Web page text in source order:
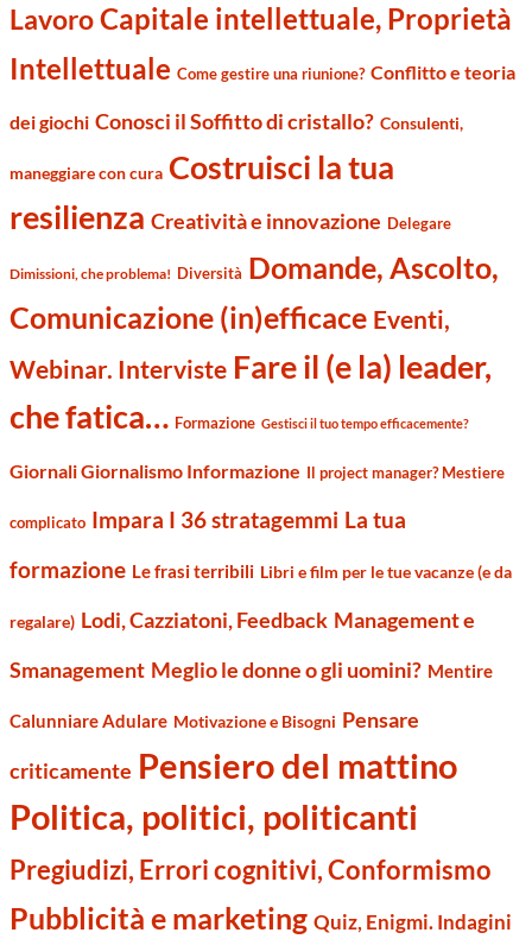
LavoroCapitale intellettuale, Proprietà
Intellettuale Come gestire una riunione? Conflitto e teoria
dei giochi Conosci il Soffitto di cristallo? Consulenti,
maneggiare con cura Costruisci la tua
resilienza Creatività e innovazione Delegare
Dimissioni, che problema! Diversità Domande, Ascolto,
Comunicazione (in)efficace Eventi,
Webinar. Interviste Fare il (e la) leader,
che fatica… Formazione Gestisci il tuo tempo efficacemente?
Giornali Giornalismo Informazione Il project manager? Mestiere
complicato Impara I 36 stratagemmi La tua
formazione Le frasi terribili Libri e film per le tue vacanze (e da
regalare) Lodi, Cazziatoni, Feedback Management e
Smanagement Meglio le donne o gli uomini? Mentire
Calunniare Adulare Motivazione e Bisogni Pensare
criticamente Pensiero del mattino
Politica, politici, politicanti
Pregiudizi, Errori cognitivi, Conformismo
Pubblicità e marketing Quiz, Enigmi. Indagini